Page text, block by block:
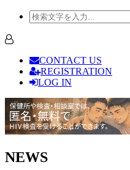
CONTACT US
REGISTRATION
LOG IN
NEWS